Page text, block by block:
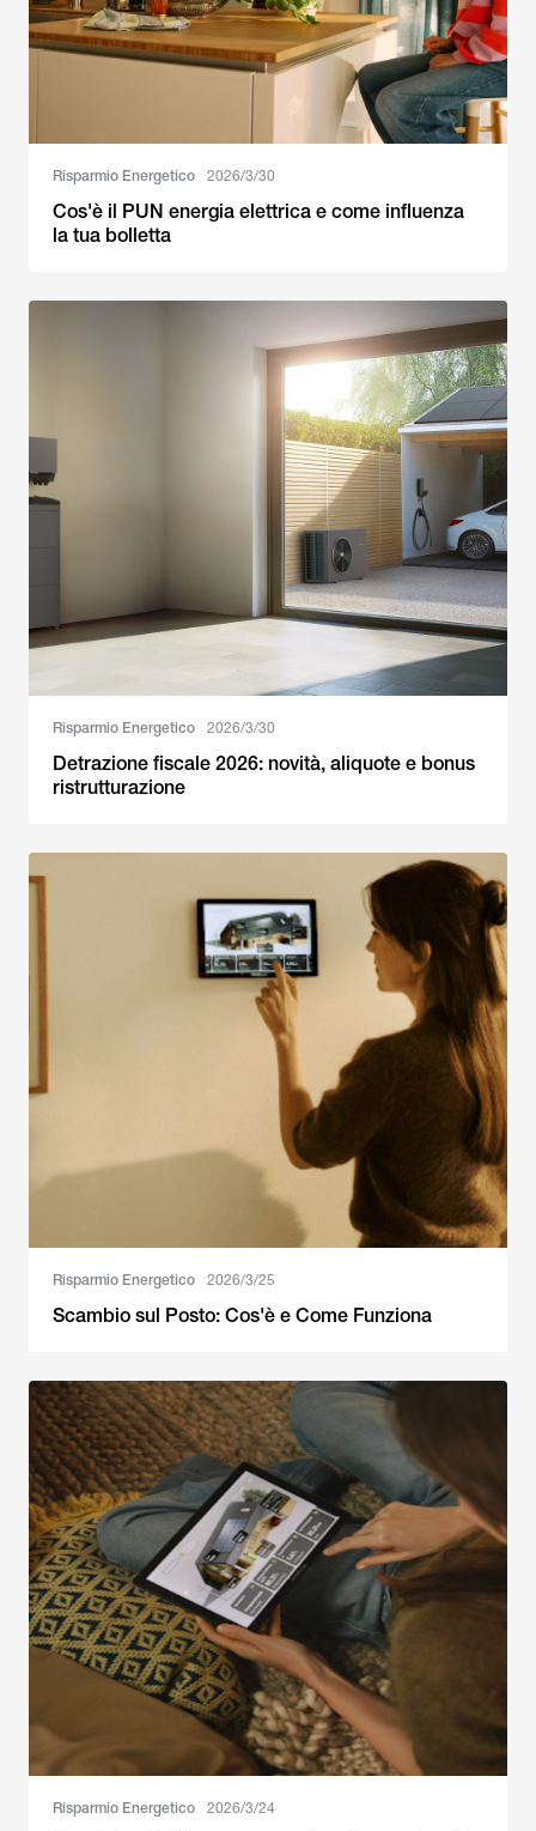
Risparmio Energetico 2026/3/30
Cos'è il PUN energia elettrica e come influenza
la tua bolletta
Risparmio Energetico 2026/3/30
Detrazione fiscale 2026: novità, aliquote e bonus
ristrutturazione
Risparmio Energetico 2026/3/25
Scambio sul Posto: Cos'è e Come Funziona
Risparmio Energetico 2026/3/24